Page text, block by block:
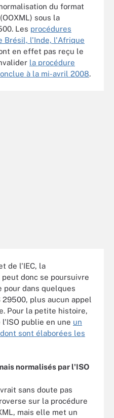
du format
sous la
Les procédures
Brésil, l'Inde, l'Afrique
en effet pas reçu le
la procédure
à la mi-avril 2008.
de l'IEC, la
donc se poursuivre
pour dans quelques
29500, plus aucun appel
Pour la petite histoire,
publie en une un
sont élaborées les
normalisés par l'ISO
sans doute pas
sur la procédure
mais elle met un